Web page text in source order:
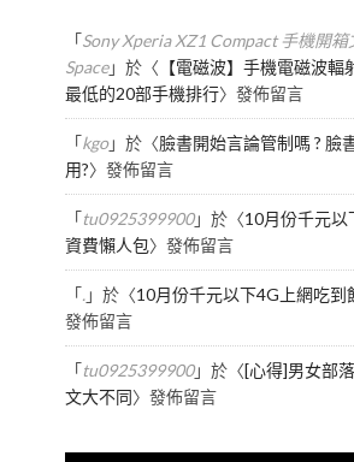
「Sony Xperia XZ1 Compact 手機開箱
Space」於〈 【電磁波】手機電磁波輻
最低的20部手機排行〉發佈留言
「kgo」於〈臉書開始言論管制嗎 ? 臉
用?〉發佈留言
「tu0925399900」於〈10月份千元以
資費懶人包〉發佈留言
「.」於〈10月份千元以下4G上網吃到
發佈留言
「tu0925399900」於〈[心得]男女部
文大不同〉發佈留言